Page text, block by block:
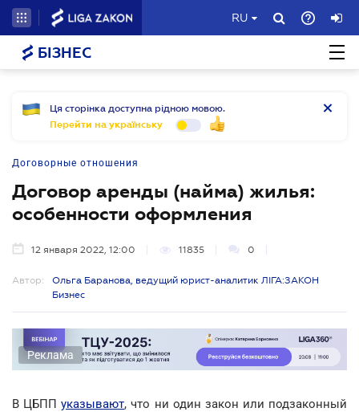
RU
БІЗНЕС
Ця сторінка доступна рідною мовою.
Перейти на українську
Договорные отношения
Договор аренды (найма) жилья:
особенности оформления
12 января 2022, 12:00 11835 0
Автор:
Ольга Баранова, ведущий юрист-аналитик ЛІГА:ЗАКОН
Бизнес
Реклама
В ЦБППуказывают, что ни один закон или подзаконный